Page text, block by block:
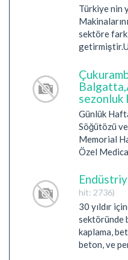
Türkiye nin
sektöre
sezonluk
Günlük
Söğütözü
Memorial
Özel
hit: 2736)
30 yıldır
sektöründe
kaplama,
beton, ve